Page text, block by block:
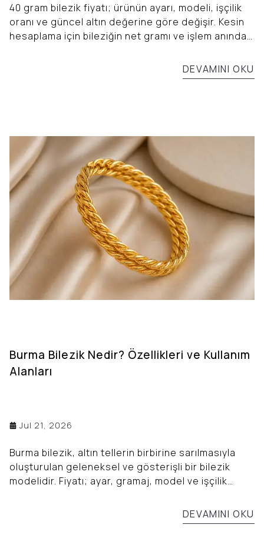
40 gram bilezik fiyatı; ürünün ayarı, modeli, işçilik
oranı ve güncel altın değerine göre değişir. Kesin
hesaplama için bileziğin net gramı ve işlem anındaki
DEVAMINI OKU
Burma Bilezik Nedir? Özellikleri ve Kullanım
Alanları
Jul 21, 2026
Burma bilezik, altın tellerin birbirine sarılmasıyla
oluşturulan geleneksel ve gösterişli bir bilezik
modelidir. Fiyatı; ayar, gramaj, model ve işçilik
DEVAMINI OKU